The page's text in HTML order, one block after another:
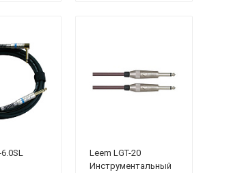
Leem LGT-20
Инструментальный